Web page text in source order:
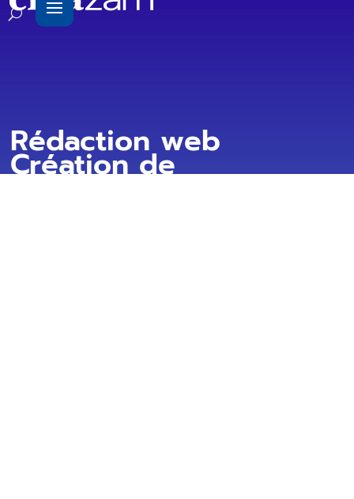
Rédaction web
Création de
contenus